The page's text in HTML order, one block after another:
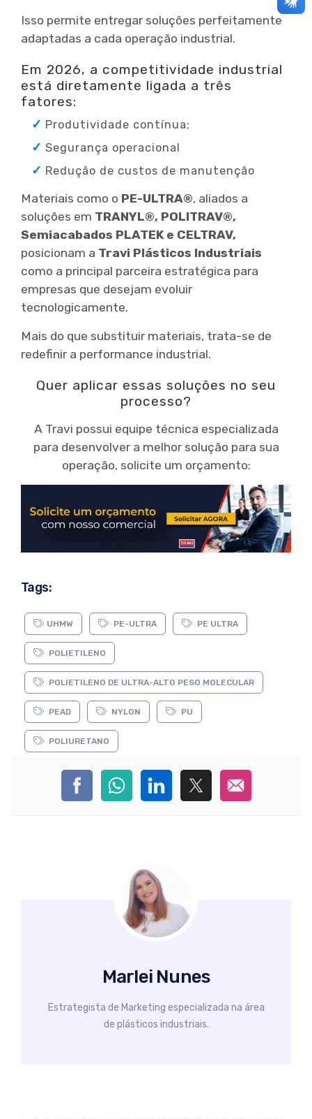
Isso permite entregar soluções perfeitamente
adaptadas a cada operação industrial.
Em 2026, a competitividade industrial
está diretamente ligada a três
fatores:
Produtividade contínua;
Segurança operacional
Redução de custos de manutenção
Materiais como o PE-ULTRA®, aliados a
soluções em TRANYL®, POLITRAV®,
Semiacabados PLATEK e CELTRAV,
posicionam a Travi Plásticos Industriais
como a principal parceira estratégica para
empresas que desejam evoluir
tecnologicamente.
Mais do que substituir materiais, trata-se de
redefinir a performance industrial.
Quer aplicar essas soluções no seu
processo?
A Travi possui equipe técnica especializada
para desenvolver a melhor solução para sua
operação, solicite um orçamento:
Tags:
UHMW PE-ULTRA PE ULTRA
POLIETILENO
POLIETILENO DE ULTRA-ALTO PESO MOLECULAR
PEAD NYLON PU
POLIURETANO
Marlei Nunes
Estrategista de Marketing especializada na área
de plásticos industriais.